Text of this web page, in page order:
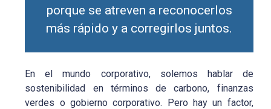
porque se atreven a reconocerlos
más rápido y a corregirlos juntos.
En el mundo corporativo, solemos hablar de
sostenibilidad en términos de carbono, finanzas
verdes o gobierno corporativo. Pero hay un factor,